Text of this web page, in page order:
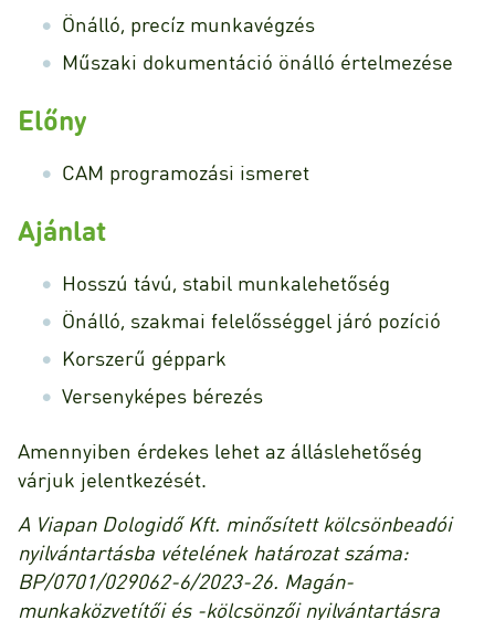
Önálló, precíz munkavégzés
Műszaki dokumentáció önálló értelmezése
Előny
CAM programozási ismeret
Ajánlat
Hosszú távú, stabil munkalehetőség
Önálló, szakmai felelősséggel járó pozíció
Korszerű géppark
Versenyképes bérezés
Amennyiben érdekes lehet az álláslehetőség
várjuk jelentkezését.
A Viapan Dologidő Kft. minősített kölcsönbeadói
nyilvántartásba vételének határozat száma:
BP/0701/029062-6/2023-26. Magán-
munkaközvetítői és -kölcsönzői nyilvántartásra